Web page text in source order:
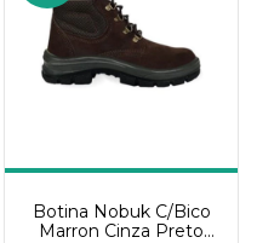
Botina Nobuk C/Bico
Marron Cinza Preto